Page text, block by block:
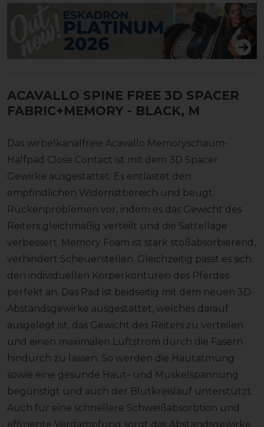
ACAVALLO SPINE FREE 3D SPACER
FABRIC+MEMORY - BLACK, M
Das wirbelkanalfreie Acavallo Memoryschaum-
Halfpad Close Contact ist mit dem 3D Spacer
Gewirke ausgestattet. Es entlastet den
empfindlichen Widerristbereich und beugt
Rückenproblemen vor, indem es das Gewicht des
Reiters gleichmäßig verteilt und die Sattellage
verbessert. Memory Foam ist stark stoßabsorbierend,
verhindert Scheuerstellen. Gleichzeitig passt es sich
den individuellen Körperkonturen des Pferdes
perfekt an. Das Pad ist beidseitig mit dem neuen 3D-
Abstandsgewirke ausgestattet, welches darauf
ausgelegt ist, das Gewicht des Reiters zu verteilen
und einen maximalen Luftstrom durch die Fasern
hindurch zu lassen. So werden die Hautatmung
sowie eine gesunde Haut- und Muskelspannung
begünstigt und auch der Blutkreislauf unterstützt.
Auch für eine schnellere Schweißabsorbtion und
effiziente Verdampfung sorgt das Abstandsgewirke.